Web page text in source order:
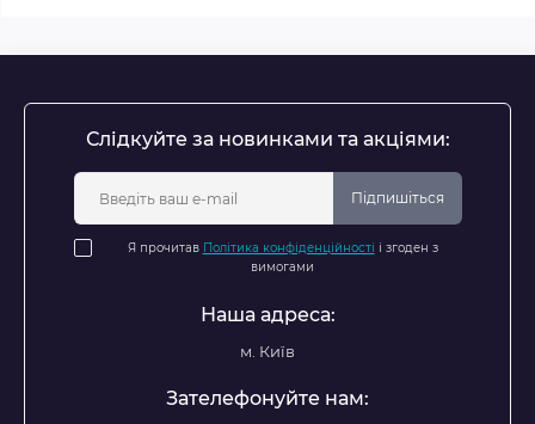
Слідкуйте за новинками та акціями:
Підпишіться
Я прочитав Політика конфіденційності і згоден з
вимогами
Наша адреса:
м. Київ
Зателефонуйте нам: